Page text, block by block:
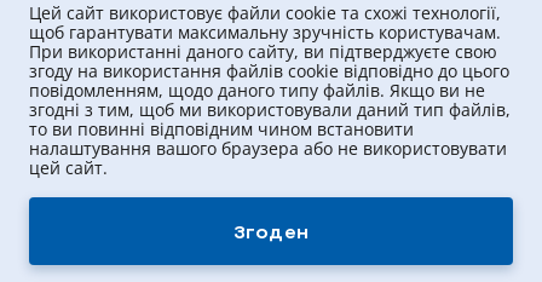
2026.Всі права захищені
Цей сайт використовує файли cookie та схожі технології,
щоб гарантувати максимальну зручність користувачам.
При використанні даного сайту, ви підтверджуєте свою
згоду на використання файлів cookie відповідно до цього
повідомленням, щодо даного типу файлів. Якщо ви не
згодні з тим, щоб ми використовували даний тип файлів,
то ви повинні відповідним чином встановити
налаштування вашого браузера або не використовувати
цей сайт.
Згоден